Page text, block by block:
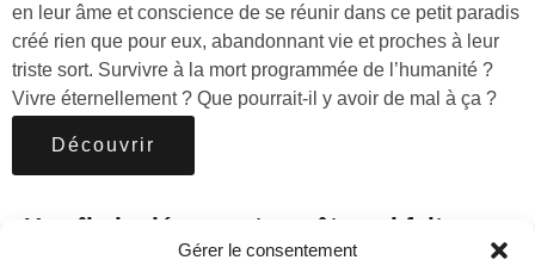
Gérer le consentement
en leur âme et conscience de se réunir dans ce petit paradis
créé rien que pour eux, abandonnant vie et proches à leur
triste sort. Survivre à la mort programmée de l’humanité ?
Vivre éternellement ? Que pourrait-il y avoir de mal à ça ?
Découvrir
Une île isolée, une tempête qui fait rage,